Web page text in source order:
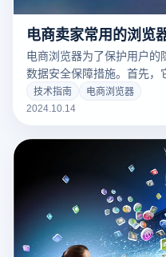
电商卖家常用的浏览
电商浏览器为了保护用户
数据安全保障措施。首先，
览和操作过程中的信息传
次，电子商务浏览器采用虚
外，浏览器还及时更新安
保用户在进行跨境电子商
技术指南
电商浏览器
2024.10.14